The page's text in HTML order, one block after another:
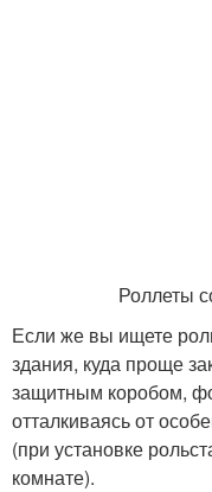
Роллеты
Если же вы ищете
здания, куда проще
защитным коробом,
отталкиваясь от
(при установке
комнате).